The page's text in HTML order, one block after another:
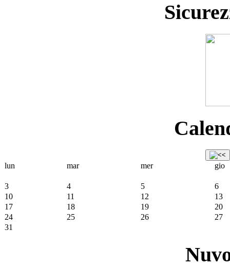
lun
mar mer gio
3 4 5
6
10
11 12
13
17
18 19
20
24
25 26
27
31